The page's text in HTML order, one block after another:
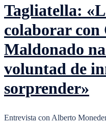
Tagliatella:
colaborar con
Maldonado
voluntad de
sorprender»
Entrevista con Alberto